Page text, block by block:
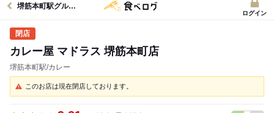
堺筋本町駅グルメへ
ログイン
カレー屋 マドラス 堺筋本町店
堺筋本町駅/カレー
このお店は現在閉店しております。